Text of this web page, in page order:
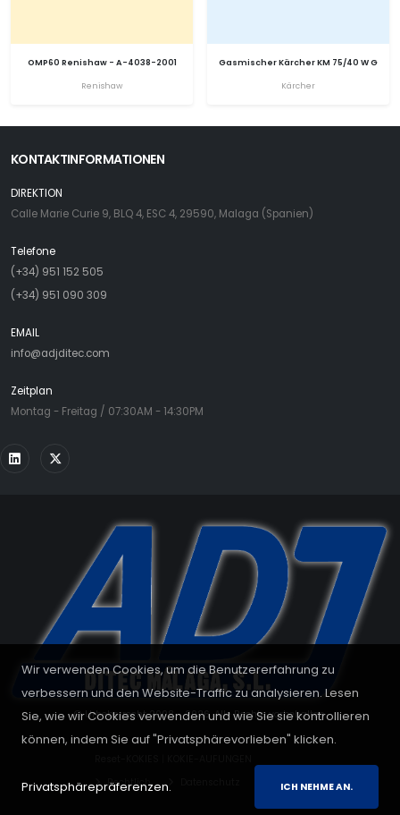
Wir verwenden Cookies, um die Benutzererfahrung zu
verbessern und den Website-Traffic zu analysieren. Lesen
Sie, wie wir Cookies verwenden und wie Sie sie kontrollieren
können, indem Sie auf "Privatsphärevorlieben" klicken.
Privatsphärepräferenzen. ICH NEHME AN.
OMP60 Renishaw - A-4038-2001
Renishaw
Gasmischer Kärcher KM 75/40 W G
Kärcher
KONTAKTINFORMATIONEN
DIREKTION
Calle Marie Curie 9, BLQ 4, ESC 4, 29590, Malaga (Spanien)
Telefone
(+34) 951 152 505
(+34) 951 090 309
EMAIL
info@adjditec.com
Zeitplan
Montag - Freitag / 07:30AM - 14:30PM
© Urheberrecht 2008 - 2026. Alle Rechte vorbehalten.
Rechtlich
Cookies